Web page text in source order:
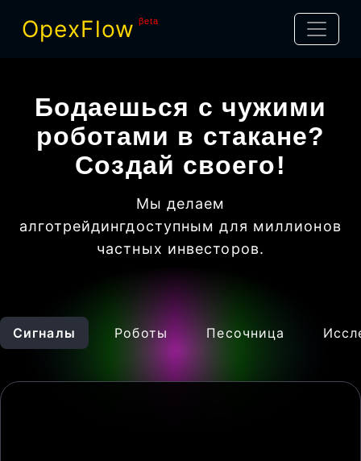
OpexFlow βeta
Бодаешься с чужими
роботами в стакане?
Создай своего!
Мы делаем
алготрейдингдоступным для миллионов
частных инвесторов.
Сигналы Роботы Песочница